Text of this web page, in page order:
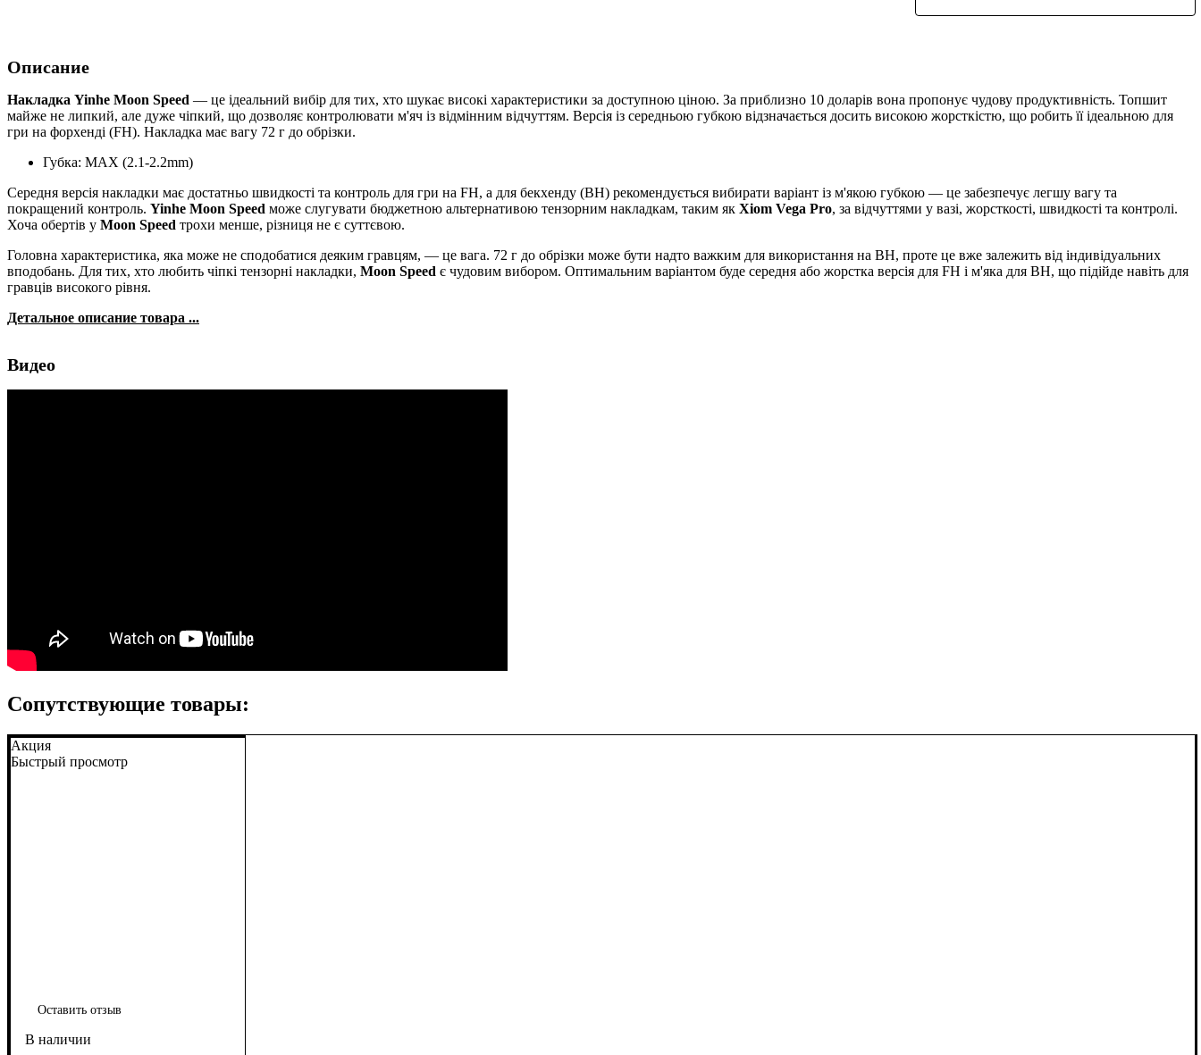
Описание
Накладка Yinhe Moon Speed — це ідеальний вибір для тих, хто шукає високі характеристики за доступною ціною. За приблизно 10 доларів вона пропонує чудову продуктивність. Топшит
майже не липкий, але дуже чіпкий, що дозволяє контролювати м'яч із відмінним відчуттям. Версія із середньою губкою відзначається досить високою жорсткістю, що робить її ідеальною для
гри на форхенді (FH). Накладка має вагу 72 г до обрізки.
Губка: MAX (2.1-2.2mm)
Середня версія накладки має достатньо швидкості та контроль для гри на FH, а для бекхенду (BH) рекомендується вибирати варіант із м'якою губкою — це забезпечує легшу вагу та
покращений контроль. Yinhe Moon Speed може слугувати бюджетною альтернативою тензорним накладкам, таким як Xiom Vega Pro, за відчуттями у вазі, жорсткості, швидкості та контролі.
Хоча обертів у Moon Speed трохи менше, різниця не є суттєвою.
Головна характеристика, яка може не сподобатися деяким гравцям, — це вага. 72 г до обрізки може бути надто важким для використання на BH, проте це вже залежить від індивідуальних
вподобань. Для тих, хто любить чіпкі тензорні накладки, Moon Speed є чудовим вибором. Оптимальним варіантом буде середня або жорстка версія для FH і м'яка для BH, що підійде навіть для
гравців високого рівня.
Детальное описание товара ...
Видео
Сопутствующие товары:
Акция
Быстрый просмотр
Оставить отзыв